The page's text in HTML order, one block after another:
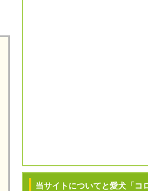
当サイトについてと愛犬「コ